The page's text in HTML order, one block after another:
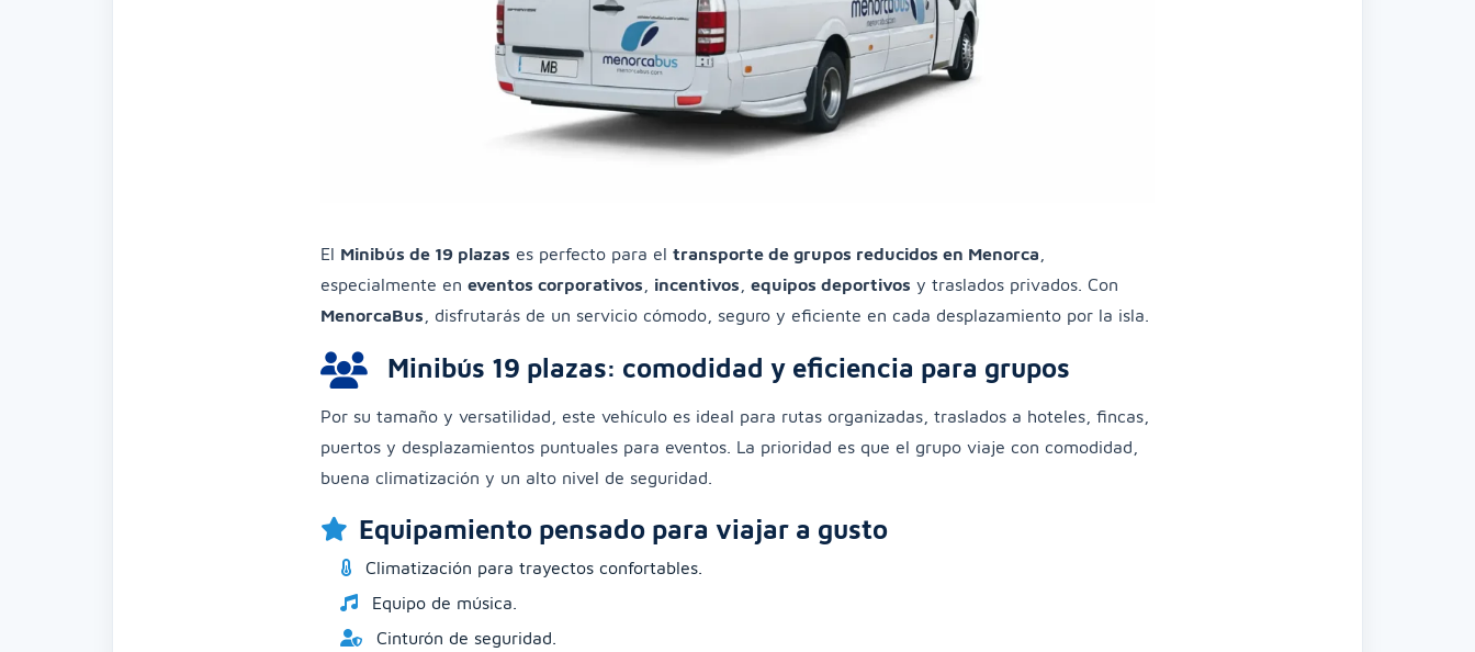
El Minibús de 19 plazas es perfecto para el transporte de grupos reducidos en Menorca
especialmente en eventos corporativos incentivos equipos deportivos y traslados privados. Con
MenorcaBus , disfrutarás de un servicio cómodo, seguro y eficiente en cada desplazamiento por la isla.
Minibús 19 plazas: comodidad y eficiencia para grupos
Por su tamaño y versatilidad, este vehículo es ideal para rutas organizadas, traslados a hoteles, fincas,
puertos y desplazamientos puntuales para eventos. La prioridad es que el grupo viaje con comodidad,
buena climatización y un alto nivel de seguridad.
Equipamiento pensado para viajar a gusto
Climatización para trayectos confortables.
Equipo de música.
Cinturón de seguridad.